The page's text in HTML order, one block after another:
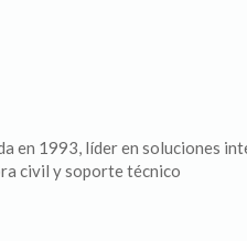
en 1993, líder en soluciones
civil y soporte técnico